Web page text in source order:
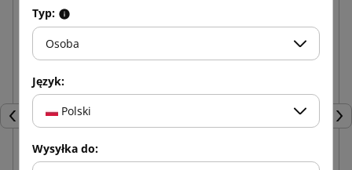
Poprzedni
Typ:
Osoba
Język:
Polski
Wysyłka do: